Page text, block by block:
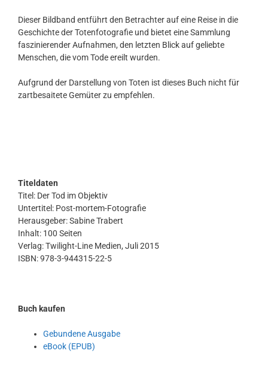
Dieser Bildband entführt den Betrachter auf eine Reise in die
Geschichte der Totenfotografie und bietet eine Sammlung
faszinierender Aufnahmen, den letzten Blick auf geliebte
Menschen, die vom Tode ereilt wurden.
Aufgrund der Darstellung von Toten ist dieses Buch nicht für
zartbesaitete Gemüter zu empfehlen.
Titeldaten
Titel: Der Tod im Objektiv
Untertitel: Post-mortem-Fotografie
Herausgeber: Sabine Trabert
Inhalt: 100 Seiten
Verlag: Twilight-Line Medien, Juli 2015
ISBN: 978-3-944315-22-5
Buch kaufen
Gebundene Ausgabe
eBook (EPUB)